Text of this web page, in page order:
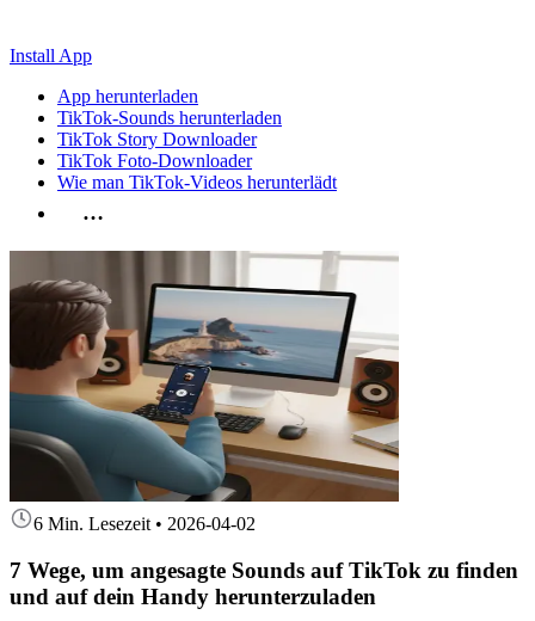
Install App
App herunterladen
TikTok-Sounds herunterladen
TikTok Story Downloader
TikTok Foto-Downloader
Wie man TikTok-Videos herunterlädt
…
6 Min. Lesezeit • 2026-04-02
7 Wege, um angesagte Sounds auf TikTok zu finden
und auf dein Handy herunterzuladen